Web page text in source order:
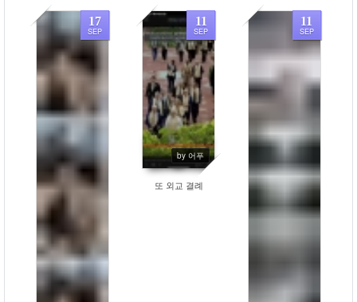
17
SEP
557
11
SEP
by 어푸
453
또 외교 결례
11
SEP
518